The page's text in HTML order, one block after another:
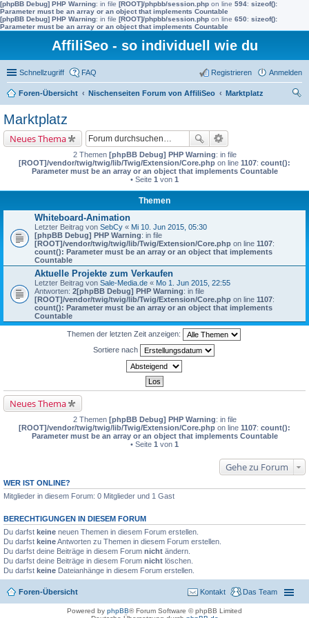
[phpBB Debug] PHP Warning: in file [ROOT]/phpbb/session.php on line 594: sizeof():
Parameter must be an array or an object that implements Countable
[phpBB Debug] PHP Warning: in file [ROOT]/phpbb/session.php on line 650: sizeof():
Parameter must be an array or an object that implements Countable
AffiliSeo - so individuell wie du
Schnellzugriff FAQ Anmelden
Registrieren
Foren-Übersicht Nischenseiten Forum von AffiliSeo
Marktplatz
Marktplatz
Neues Thema
2 Themen [phpBB Debug] PHP Warning: in file
[ROOT]/vendor/twig/twig/lib/Twig/Extension/Core.php on line 1107: count():
Parameter must be an array or an object that implements Countable
• Seite 1 von 1
Themen
Whiteboard-Animation
Letzter Beitrag von SebCy « Mi 10. Jun 2015, 05:30
[phpBB Debug] PHP Warning: in file
[ROOT]/vendor/twig/twig/lib/Twig/Extension/Core.php on line 1107:
count(): Parameter must be an array or an object that implements
Countable
Aktuelle Projekte zum Verkaufen
Letzter Beitrag von Sale-Media.de « Mo 1. Jun 2015, 22:55
Antworten: 2[phpBB Debug] PHP Warning: in file
[ROOT]/vendor/twig/twig/lib/Twig/Extension/Core.php on line 1107:
count(): Parameter must be an array or an object that implements
Countable
Themen der letzten Zeit anzeigen:
Sortiere nach
Neues Thema
2 Themen [phpBB Debug] PHP Warning: in file
[ROOT]/vendor/twig/twig/lib/Twig/Extension/Core.php on line 1107: count():
Parameter must be an array or an object that implements Countable
• Seite 1 von 1
Gehe zu Forum
WER IST ONLINE?
Mitglieder in diesem Forum: 0 Mitglieder und 1 Gast
BERECHTIGUNGEN IN DIESEM FORUM
Du darfst keine neuen Themen in diesem Forum erstellen.
Du darfst keineAntworten zu Themen in diesem Forum erstellen.
Du darfst deine Beiträge in diesem Forum nicht ändern.
Du darfst deine Beiträge in diesem Forum nicht löschen.
Du darfst keine Dateianhänge in diesem Forum erstellen.
Foren-Übersicht Das Team
Kontakt
Powered by phpBB® Forum Software © phpBB Limited